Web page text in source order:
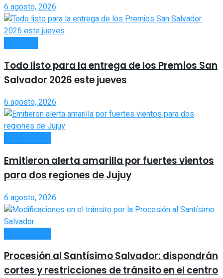
6 agosto, 2026
Todo listo para la entrega de los Premios San
Salvador 2026 este jueves
6 agosto, 2026
Emitieron alerta amarilla por fuertes vientos
para dos regiones de Jujuy
6 agosto, 2026
Procesión al Santísimo Salvador: dispondrán
cortes y restricciones de tránsito en el centro